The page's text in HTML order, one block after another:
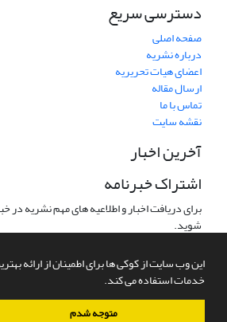
این وب سایت از کوکی ها برای اطمینان از ارائه
خدمات استفاده می کند.
متوجه شدم
دسترسی سریع
صفحه اصلی
درباره نشریه
اعضای هیات تحریریه
ارسال مقاله
تماس با ما
نقشه سایت
آخرین اخبار
اشتراک خبرنامه
برای دریافت اخبار و اطلاعیه های مهم نشریه
شوید.